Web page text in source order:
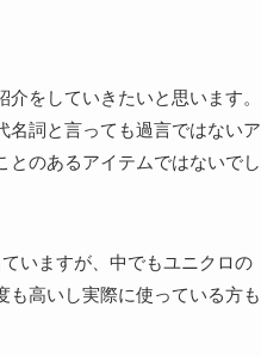
をしていきたいと思います。
詞と言っても過言ではないア
のあるアイテムではないでし
いますが、中でもユニクロの
高いし実際に使っている方も